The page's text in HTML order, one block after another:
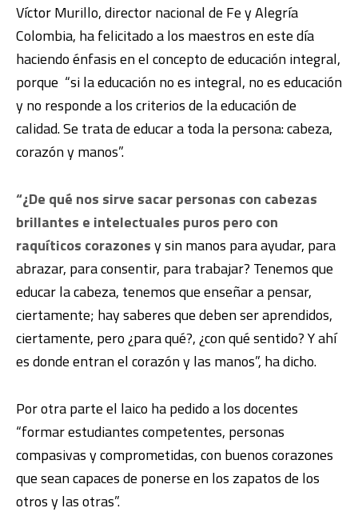
Víctor Murillo, director nacional de Fe y Alegría
Colombia, ha felicitado a los maestros en este día
haciendo énfasis en el concepto de educación integral,
porque “si la educación no es integral, no es educación
y no responde a los criterios de la educación de
calidad. Se trata de educar a toda la persona: cabeza,
corazón y manos”.
“¿De qué nos sirve sacar personas con cabezas
brillantes e intelectuales puros pero con
raquíticos corazonesy sin manos para ayudar, para
abrazar, para consentir, para trabajar? Tenemos que
educar la cabeza, tenemos que enseñar a pensar,
ciertamente; hay saberes que deben ser aprendidos,
ciertamente, pero ¿para qué?, ¿con qué sentido? Y ahí
es donde entran el corazón y las manos”, ha dicho.
Por otra parte el laico ha pedido a los docentes
“formar estudiantes competentes, personas
compasivas y comprometidas, con buenos corazones
que sean capaces de ponerse en los zapatos de los
otros y las otras”.